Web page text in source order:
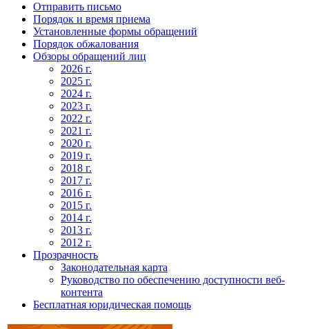
Отправить письмо
Порядок и время приема
Установленные формы обращений
Порядок обжалования
Обзоры обращений лиц
2026 г.
2025 г.
2024 г.
2023 г.
2022 г.
2021 г.
2020 г.
2019 г.
2018 г.
2017 г.
2016 г.
2015 г.
2014 г.
2013 г.
2012 г.
Прозрачность
Законодательная карта
Руководство по обеспечению доступности веб-
контента
Бесплатная юридическая помощь